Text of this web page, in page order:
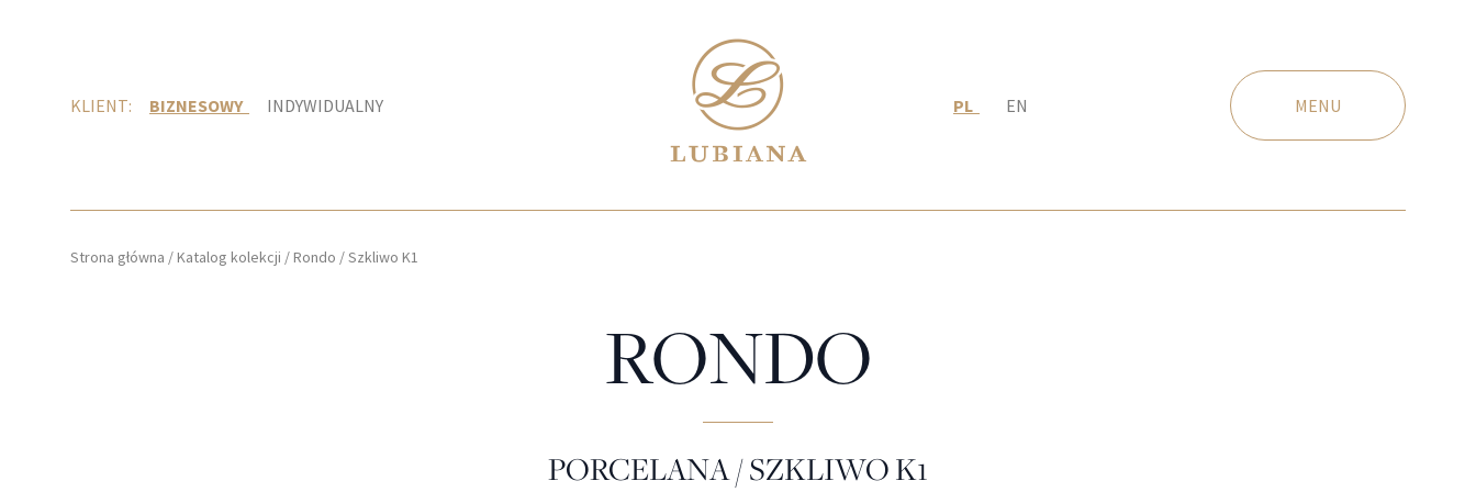
KLIENT: BIZNESOWY INDYWIDUALNY PL EN MENU
Strona główna /Katalog kolekcji /Rondo /Szkliwo K1
RONDO
PORCELANA / SZKLIWO K1